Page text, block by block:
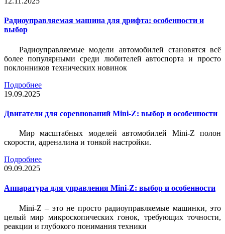
Радиоуправляемая машина для дрифта: особенности и
выбор
Радиоуправляемые модели автомобилей становятся всё
более популярными среди любителей автоспорта и просто
поклонников технических новинок
Подробнее
19.09.2025
Двигатели для соревнований Mini-Z: выбор и особенности
Мир масштабных моделей автомобилей Mini-Z полон
скорости, адреналина и тонкой настройки.
Подробнее
09.09.2025
Аппаратура для управления Mini-Z: выбор и особенности
Mini-Z – это не просто радиоуправляемые машинки, это
целый мир микроскопических гонок, требующих точности,
реакции и глубокого понимания техники